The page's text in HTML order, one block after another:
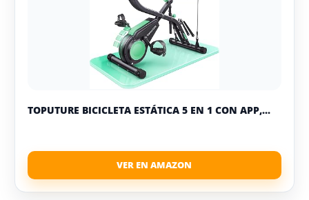
TOPUTURE BICICLETA ESTÁTICA 5 EN 1 CON APP,...